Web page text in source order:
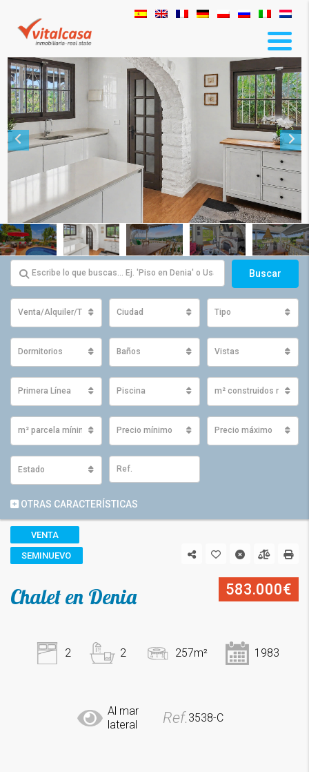
Buscar
Venta/Alquiler/Traspaso Ciudad Tipo
Dormitorios Baños Vistas
Primera Línea Piscina m² construidos
m² parcela mínimos Precio mínimo Precio máximo
Estado
OTRAS CARACTERÍSTICAS
VENTA
SEMINUEVO
583.000€
Chalet en Denia
2 2 257m² 1983
Al mar
lateral
Ref. 3538-C